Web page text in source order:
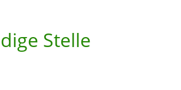
Stelle